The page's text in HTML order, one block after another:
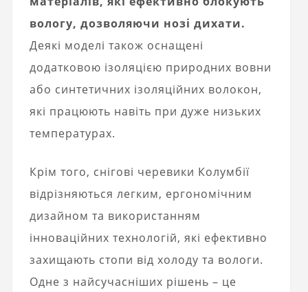
вологу, дозволяючи нозі дихати.
Деякі моделі також оснащені
додатковою ізоляцією природних вовни
або синтетичних ізоляційних волокон,
які працюють навіть при дуже низьких
температурах.
Крім того, снігові черевики Колумбії
відрізняються легким, ергономічним
дизайном та використанням
інноваційних технологій, які ефективно
захищають стопи від холоду та вологи.
Одне з найсучасніших рішень – це